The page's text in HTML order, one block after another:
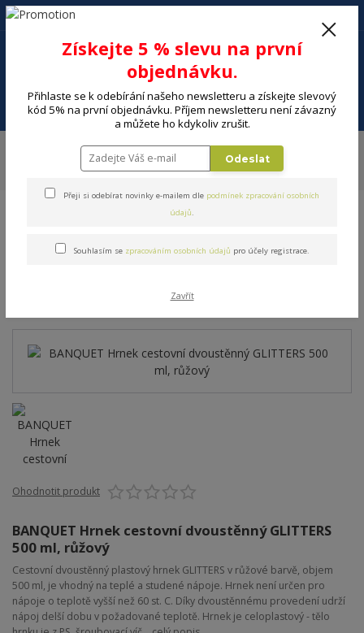
Menu
+420 602 494 600
BANQUET Hrnek cestovní dvoustěnný GLITTERS 500 ml,
dvoustěnný GLITTERS 500
Ohodnotit produkt
BANQUET Hrnek cestovní dvoustěnný GLITTERS
500 ml, růžový
Cestovní dvoustěnný plastový hrnek GLITTERS v růžové barvě, objem
500 ml, je vhodný na teplé a studené nápoje. Hrnek není určen pro
nápoje o teplotě vyšší než 60 st. C. Díky dvoustěnnému provedení udrží
nápoj delší dobu v požadované teplotě. Hrnek je celoplastový - tělo
Získejte 5 % slevu na první
objednávku.
Přihlaste se k odebírání našeho newsletteru a získejte slevový
kód 5% na první objednávku. Příjem newsletteru není závazný
a můžete ho kdykoliv zrušit.
Odeslat
Přeji si odebírat novinky e-mailem dle podmínek zpracování osobních
údajů.
Souhlasím se zpracováním osobních údajů pro účely registrace.
Zavřít